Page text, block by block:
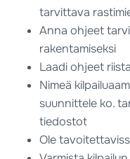
tarvittava
Anna ohjeet
rakentamiseksi
Laadi ohjeet
Nimeä
suunnittele ko.
tiedostot
Ole